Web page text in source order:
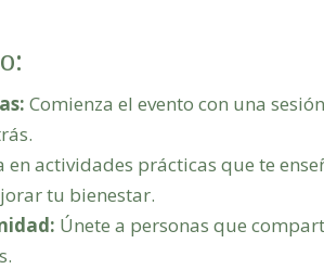
Comienza el evento con una
en actividades prácticas que te
tu bienestar.
Únete a personas que